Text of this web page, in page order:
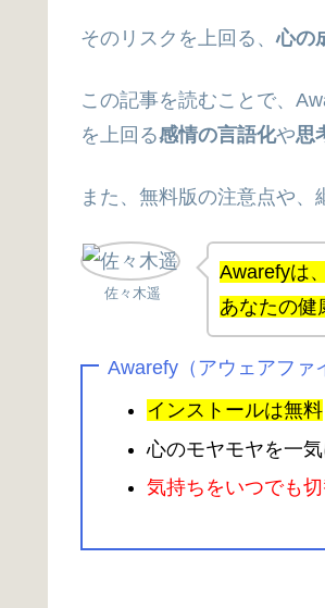
そのリスクを上回る、心の
この記事を読むことで、
を上回る感情の言語化や思
また、無料版の注意点や、
佐々木遥
Awarefyは、
あなたの健
Awarefy（アウェアファ
インストールは無料
心のモヤモヤを一
気持ちをいつでも切